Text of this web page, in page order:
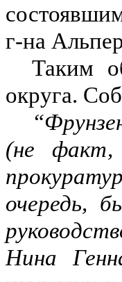
г-на
Таким
округа.
(не факт,
очередь,
Нина